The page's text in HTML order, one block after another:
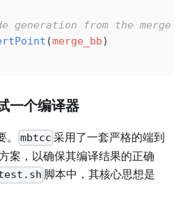
generation from the merge
(merge_bb)
一个编译器
mbtcc 采用了一套严格的端到
案，以确保其编译结果的正确
脚本中，其核心思想是